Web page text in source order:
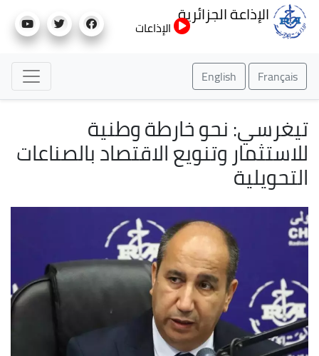
إلى
الإذاعة الجزائرية
الإذاعات
Français
English
تيغرسي: نحو خارطة وطنية
للاستثمار وتنويع الاقتصاد بالصناعات
التحويلية